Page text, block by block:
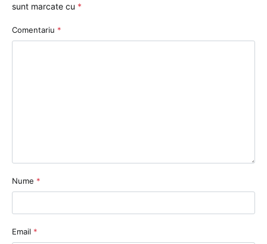
sunt marcate cu *
Comentariu *
Nume *
Email *